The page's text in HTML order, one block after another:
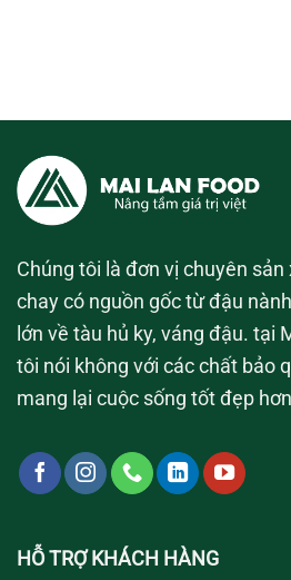
Chúng tôi là đơn vị chuyên
chay có nguồn gốc từ đậu
lớn về tàu hủ ky, váng đậu. tại
tôi nói không với các chất bảo
mang lại cuộc sống tốt đẹp
HỖ TRỢ KHÁCH HÀNG